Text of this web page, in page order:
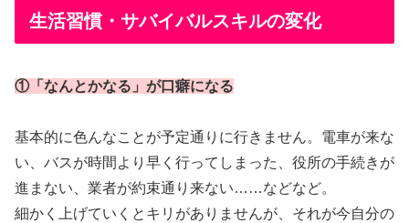
生活習慣・サバイバルスキルの変化
①「なんとかなる」が口癖になる
基本的に色んなことが予定通りに行きません。電車が来な
い、バスが時間より早く行ってしまった、役所の手続きが
進まない、業者が約束通り来ない……などなど。
細かく上げていくとキリがありませんが、それが今自分の